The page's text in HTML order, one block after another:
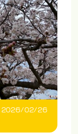
2026/02/26